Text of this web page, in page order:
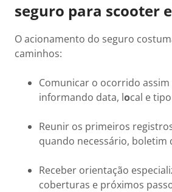
seguro para scooter
O acionamento do seguro
caminhos:
Comunicar o ocorrido assim
informando data, local e
Reunir os primeiros
quando necessário, boletim
Receber orientação
coberturas e próximos